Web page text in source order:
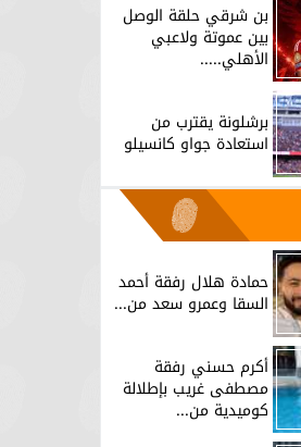
بن شرقي حلقة الوصل
بين عموتة ولاعبي
الأهلي.....
برشلونة يقترب من
استعادة جواو كانسيلو
حمادة هلال رفقة أحمد
السقا وعمرو سعد من...
أكرم حسني رفقة
مصطفى غريب بإطلالة
كوميدية من...